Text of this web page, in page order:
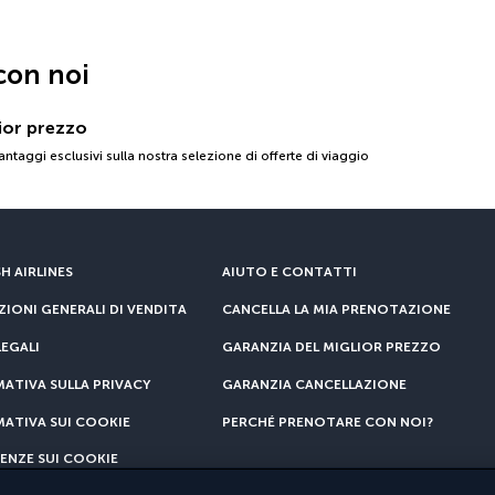
noi
prezzo
esclusivi sulla nostra selezione di offerte di viaggio
AIRLINES
GENERALI DI VENDITA
SULLA PRIVACY
SUI COOKIE
SUI COOKIE
AIUTO E CONTATTI
CANCELLA LA MIA PRENOTAZIONE
GARANZIA DEL MIGLIOR PREZZO
GARANZIA CANCELLAZIONE
PERCHÉ PRENOTARE CON NOI?